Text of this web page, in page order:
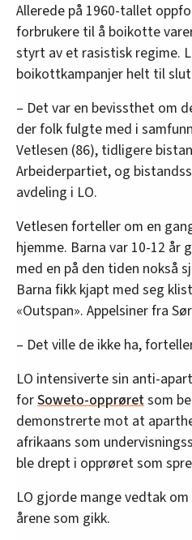
Allerede på 1960-tallet
forbrukere til å boikotte
styrt av et rasistisk regime.
boikottkampanjer helt til
– Det var en bevissthet om
der folk fulgte med i
Vetlesen (86), tidligere
Arbeiderpartiet, og
avdeling i LO.
Vetlesen forteller om en
hjemme. Barna var 10-12 år
med en på den tiden nokså
Barna fikk kjapt med seg
«Outspan». Appelsiner fra
– Det ville de ikke ha,
LO intensiverte sin anti-
forSoweto-opprøretsom
demonstrerte mot at
afrikaans som
ble drept i opprøret som
LO gjorde mange vedtak
årene som gikk.